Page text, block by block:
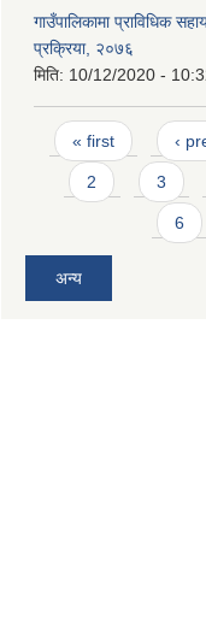
गाउँपालिकामा प्राविधिक
प्रक्रिया, २०७६
मिति: 10/12/2020 -
Pages
« first ‹
2 3
6
अन्य